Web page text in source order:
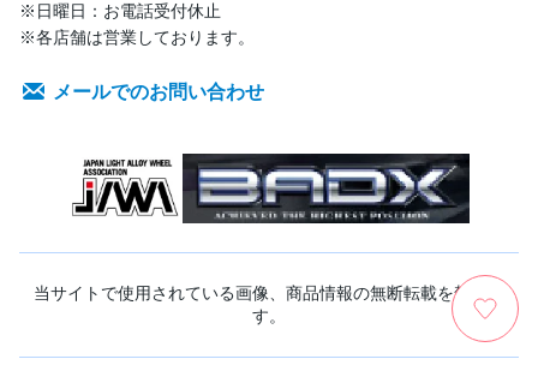
※日曜日：お電話受付休止
※各店舗は営業しております。
メールでのお問い合わせ
当サイトで使用されている画像、商品情報の無断転載を禁じま
す。